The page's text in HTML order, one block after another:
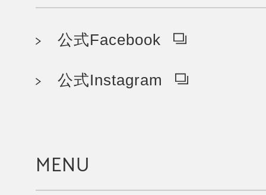
公式Facebook
公式Instagram
MENU